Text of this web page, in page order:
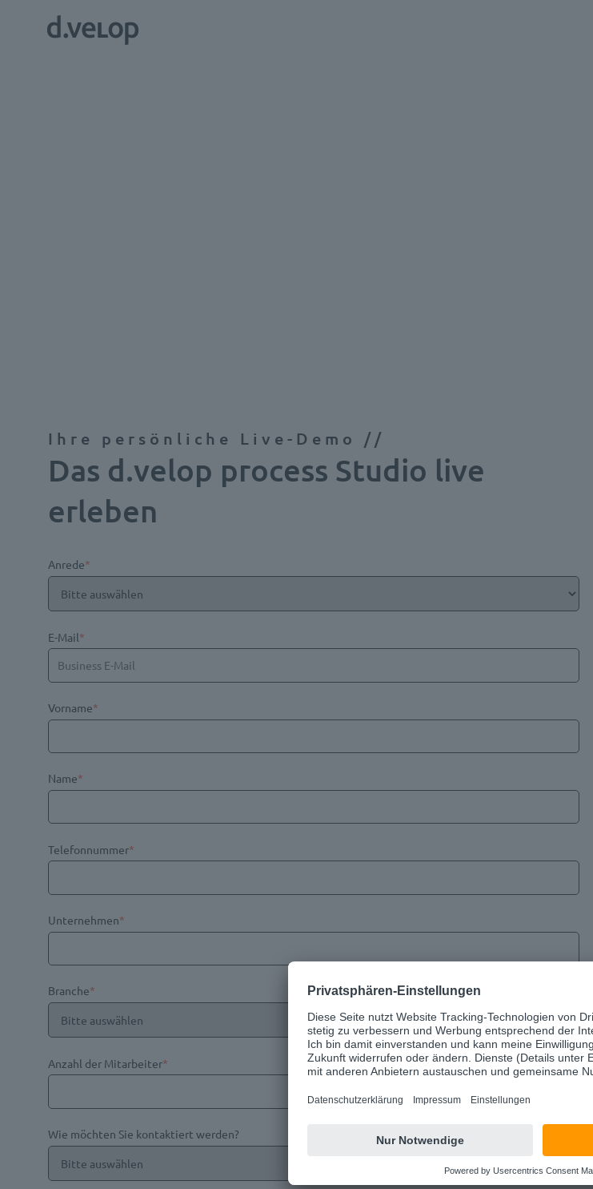
Ihre persönliche Live-Demo //
Das d.velop process Studio live
erleben
Anrede*
E-Mail*
Vorname*
Name*
Telefonnummer*
Unternehmen*
Branche*
Anzahl der Mitarbeiter*
Wie möchten Sie kontaktiert werden?